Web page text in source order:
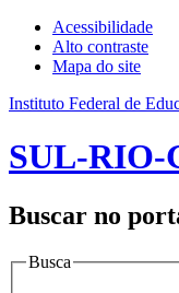
Acessibilidade
Alto contraste
Mapa do site
Instituto Federal de
SUL-RIO-
Buscar no
Busca